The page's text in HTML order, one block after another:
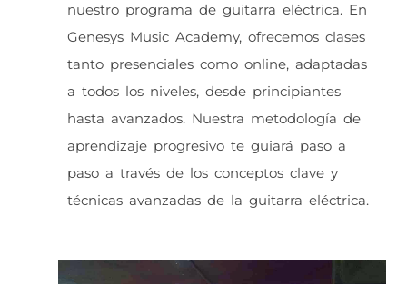
nuestro programa de guitarra eléctrica. En
Genesys Music Academy, ofrecemos clases
tanto presenciales como online, adaptadas
a todos los niveles, desde principiantes
hasta avanzados. Nuestra metodología de
aprendizaje progresivo te guiará paso a
paso a través de los conceptos clave y
técnicas avanzadas de la guitarra eléctrica.